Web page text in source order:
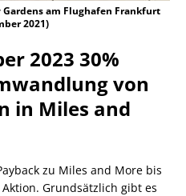
Gardens am Flughafen Frankfurt
2021)
2023 30%
von
in Miles and
zu Miles and More bis
Grundsätzlich gibt es